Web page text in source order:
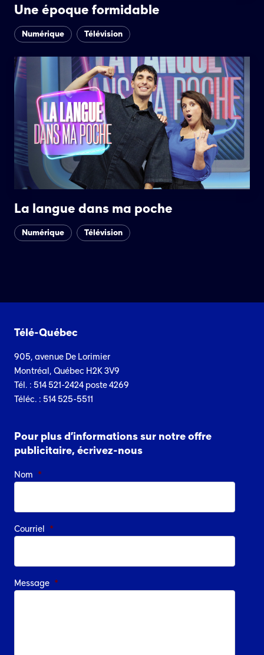
Une époque formidable
Numérique Télévision
La langue dans ma poche
Numérique Télévision
Télé-Québec
905, avenue De Lorimier
Montréal, Québec H2K 3V9
Tél. : 514 521-2424 poste 4269
Téléc. : 514 525-5511
Pour plus d’informations sur notre offre
publicitaire, écrivez-nous
Nom *
Courriel *
Message *